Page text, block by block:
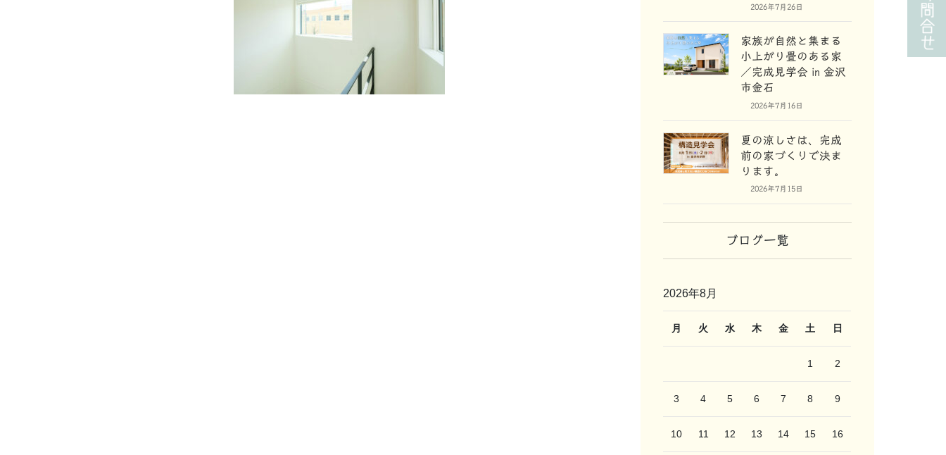
2026年7月26日
家族が自然と集まる
小上がり畳のある家
／完成見学会 in 金沢
市金石
2026年7月16日
夏の涼しさは、完成
前の家づくりで決ま
ります。
2026年7月15日
ブログ一覧
2026年8月
月 火 水 木 金 土 日
1 2
3 4 5 6 7 8 9
10 11 12 13 14 15 16